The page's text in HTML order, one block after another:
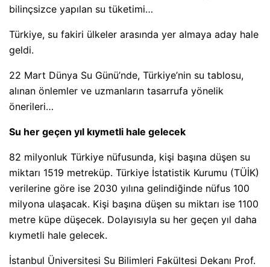
bilinçsizce yapılan su tüketimi…
Türkiye, su fakiri ülkeler arasında yer almaya aday hale
geldi.
22 Mart Dünya Su Günü’nde, Türkiye’nin su tablosu,
alınan önlemler ve uzmanların tasarrufa yönelik
önerileri…
Su her geçen yıl kıymetli hale gelecek
82 milyonluk Türkiye nüfusunda, kişi başına düşen su
miktarı 1519 metreküp. Türkiye İstatistik Kurumu (TÜİK)
verilerine göre ise 2030 yılına gelindiğinde nüfus 100
milyona ulaşacak. Kişi başına düşen su miktarı ise 1100
metre küpe düşecek. Dolayısıyla su her geçen yıl daha
kıymetli hale gelecek.
İstanbul Üniversitesi Su Bilimleri Fakültesi Dekanı Prof.